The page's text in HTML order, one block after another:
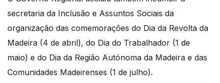
secretaria da Inclusão e Assuntos Sociais da
organização das comemorações do Dia da Revolta da
Madeira (4 de abril), do Dia do Trabalhador (1 de
maio) e do Dia da Região Autónoma da Madeira e das
Comunidades Madeirenses (1 de julho).